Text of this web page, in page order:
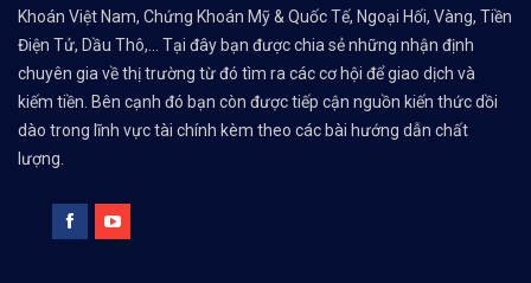
Khoán Việt Nam, Chứng Khoán Mỹ & Quốc Tế, Ngoại Hối, Vàng, Tiền
Điện Tử, Dầu Thô,... Tại đây bạn được chia sẻ những nhận định
chuyên gia về thị trường từ đó tìm ra các cơ hội để giao dịch và
kiếm tiền. Bên cạnh đó bạn còn được tiếp cận nguồn kiến thức dồi
dào trong lĩnh vực tài chính kèm theo các bài hướng dẫn chất
lượng.